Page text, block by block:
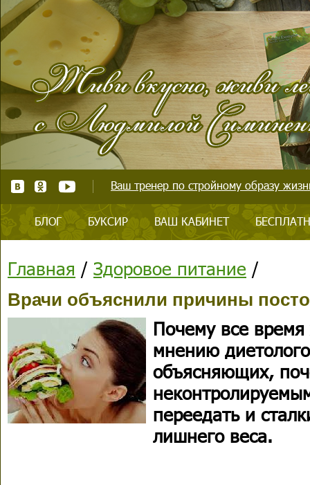
Ваш тренер по стройному образу
БЛОГ БУКСИР ВАШ КАБИНЕТ
Главная / Здоровое питание /
Врачи объяснили причины
Почему все время
мнению
объясняющих,
переедать и
лишнего веса.